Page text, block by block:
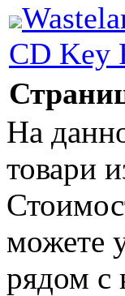
CD Key
На
товари
можете
рядом с